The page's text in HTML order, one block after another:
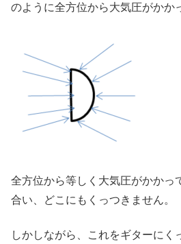
のように全方位から大気圧がかか
全方位から等しく大気圧がかかっ
合い、どこにもくっつきません。
しかしながら、これをギターにく